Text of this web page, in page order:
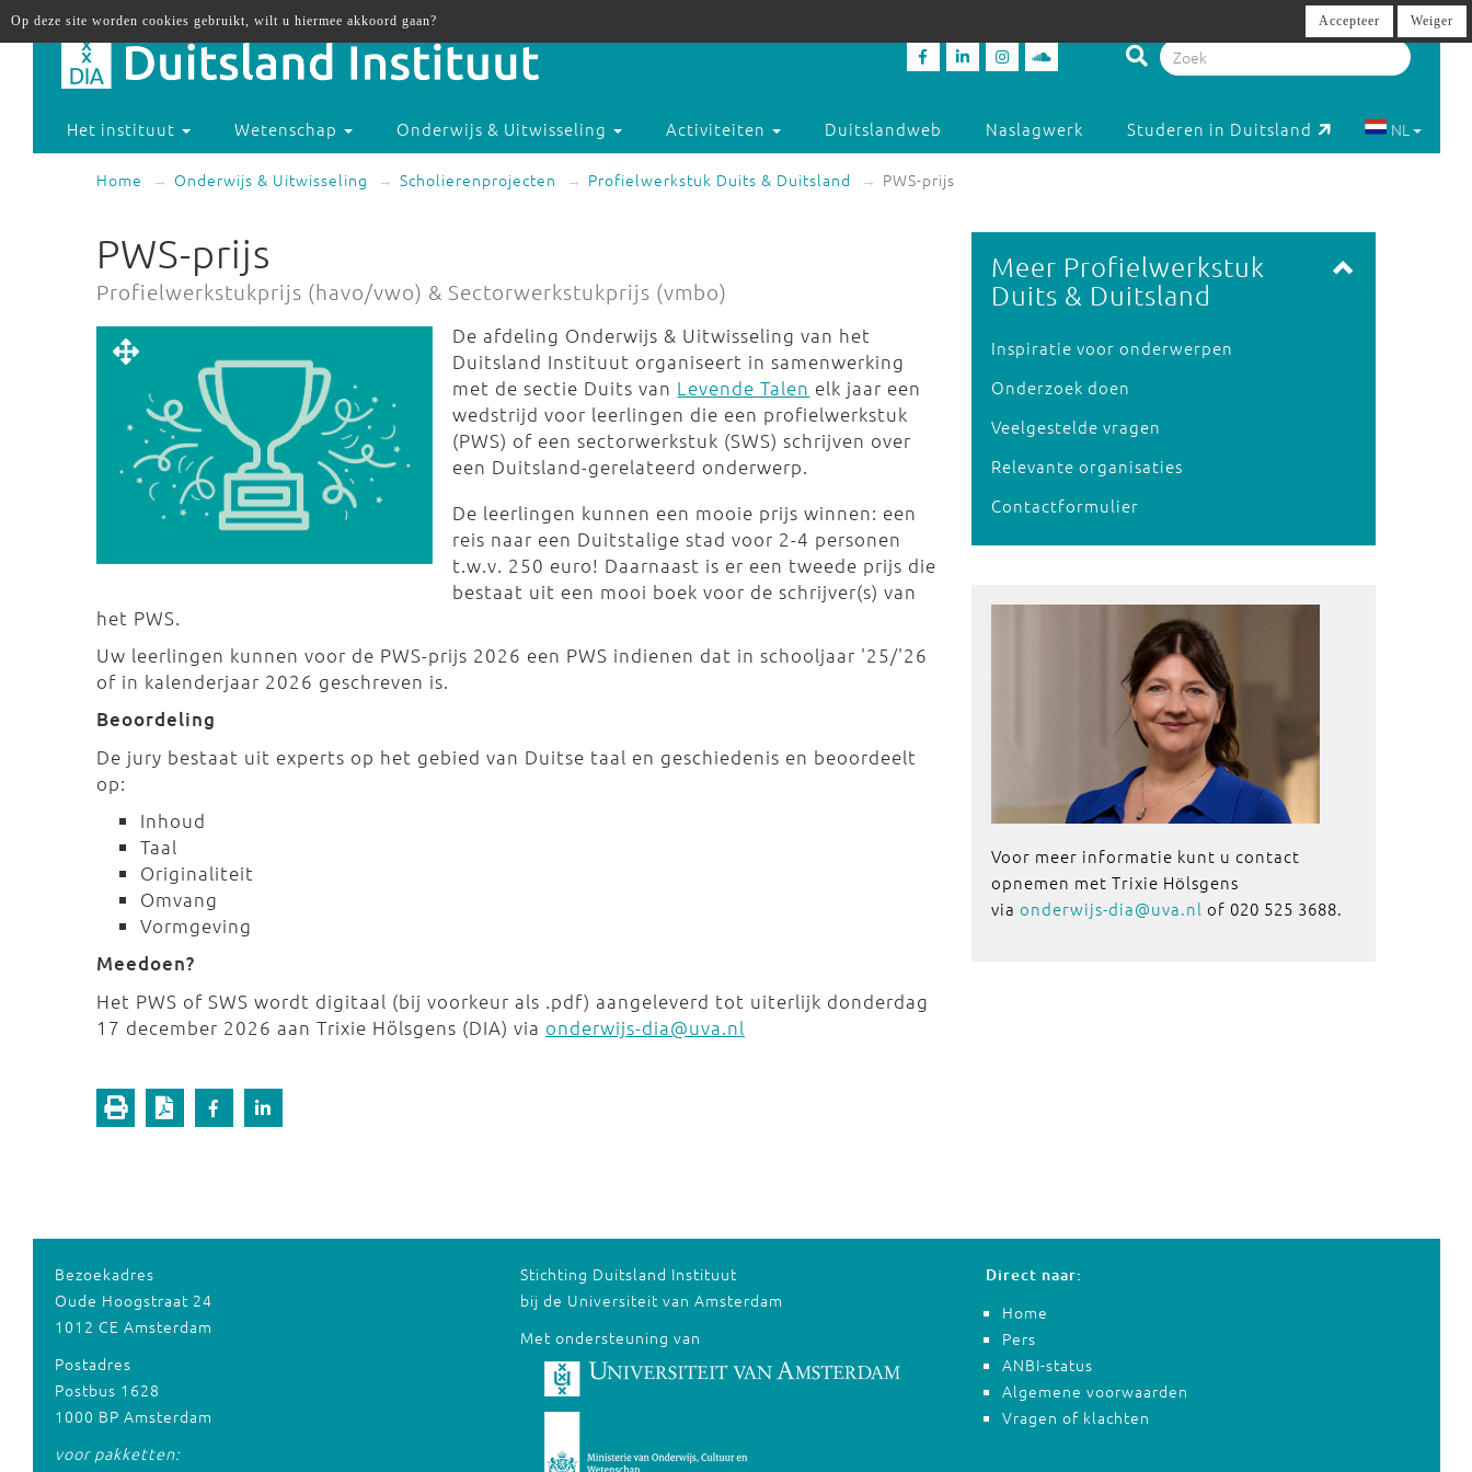
Het instituut Wetenschap Onderwijs & Uitwisseling Activiteiten Duitslandweb Naslagwerk Studeren in Duitsland NL
Home Onderwijs & Uitwisseling Scholierenprojecten Profielwerkstuk Duits & Duitsland PWS-prijs
PWS-prijs
Profielwerkstukprijs (havo/vwo) & Sectorwerkstukprijs (vmbo)
De afdeling Onderwijs & Uitwisseling van het
Duitsland Instituut organiseert in samenwerking
met de sectie Duits van Levende Talen elk jaar een
wedstrijd voor leerlingen die een profielwerkstuk
(PWS) of een sectorwerkstuk (SWS) schrijven over
een Duitsland-gerelateerd onderwerp.
De leerlingen kunnen een mooie prijs winnen: een
reis naar een Duitstalige stad voor 2-4 personen
t.w.v. 250 euro! Daarnaast is er een tweede prijs die
bestaat uit een mooi boek voor de schrijver(s) van
het PWS.
Uw leerlingen kunnen voor de PWS-prijs 2026 een PWS indienen dat in schooljaar '25/'26
of in kalenderjaar 2026 geschreven is.
Beoordeling
De jury bestaat uit experts op het gebied van Duitse taal en geschiedenis en beoordeelt
op:
Inhoud
Taal
Originaliteit
Omvang
Vormgeving
Meedoen?
Het PWS of SWS wordt digitaal (bij voorkeur als .pdf) aangeleverd tot uiterlijk donderdag
17 december 2026 aan Trixie Hölsgens (DIA) via onderwijs-dia@uva.nl
Meer Profielwerkstuk
Duits & Duitsland
Inspiratie voor onderwerpen
Onderzoek doen
Veelgestelde vragen
Relevante organisaties
Contactformulier
Voor meer informatie kunt u contact
opnemen met Trixie Hölsgens
via onderwijs-dia@uva.nl of 020 525 3688.
Bezoekadres
Oude Hoogstraat 24
1012 CE Amsterdam
Postadres
Postbus 1628
1000 BP Amsterdam
voor pakketten:
Stichting Duitsland Instituut
bij de Universiteit van Amsterdam
Met ondersteuning van
Direct naar:
Home
Pers
ANBI-status
Algemene voorwaarden
Vragen of klachten
Op deze site worden cookies gebruikt, wilt u hiermee akkoord gaan? Accepteer Weiger